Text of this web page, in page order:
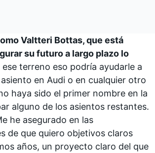
Valtteri Bottas, que está
su futuro a largo plazo lo
ese terreno eso podría ayudarle a
en Audi o en cualquier otro
haya sido el primer nombre en la
alguno de los asientos restantes.
he asegurado en las
de que quiero objetivos claros
años, un proyecto claro del que